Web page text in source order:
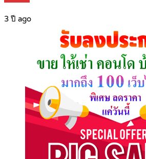
3 ปี ago